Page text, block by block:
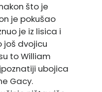
što je
je pokušao
je iz lisica i
još dvojicu
to William
ubojica
Gacy.